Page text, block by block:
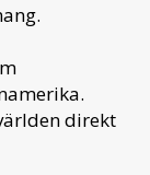
direkt